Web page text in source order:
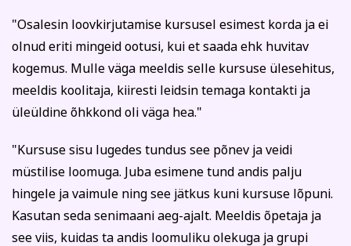
"Osalesin loovkirjutamise kursusel esimest korda ja ei
olnud eriti mingeid ootusi, kui et saada ehk huvitav
kogemus. Mulle väga meeldis selle kursuse ülesehitus,
meeldis koolitaja, kiiresti leidsin temaga kontakti ja
üleüldine õhkkond oli väga hea."
"Kursuse sisu lugedes tundus see põnev ja veidi
müstilise loomuga. Juba esimene tund andis palju
hingele ja vaimule ning see jätkus kuni kursuse lõpuni.
Kasutan seda senimaani aeg-ajalt. Meeldis õpetaja ja
see viis, kuidas ta andis loomuliku olekuga ja grupi